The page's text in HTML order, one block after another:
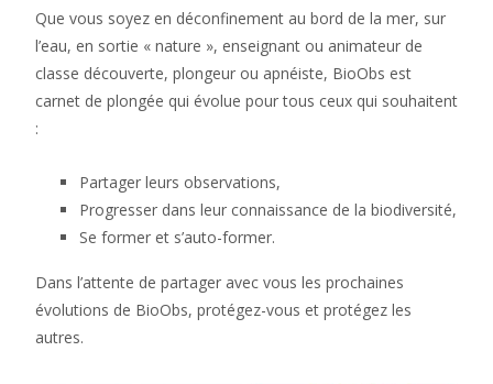
Que vous soyez en déconfinement au bord de la mer, sur
l’eau, en sortie « nature », enseignant ou animateur de
classe découverte, plongeur ou apnéiste, BioObs est
carnet de plongée qui évolue pour tous ceux qui souhaitent
:
Partager leurs observations,
Progresser dans leur connaissance de la biodiversité,
Se former et s’auto-former.
Dans l’attente de partager avec vous les prochaines
évolutions de BioObs, protégez-vous et protégez les
autres.